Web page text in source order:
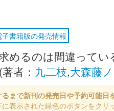
子書籍版の発売情報
めるのは間違って
者： 九二枝,大森藤ノ
まで新刊の発売日や予約可能日
に表示された緑色のボタンをクリ